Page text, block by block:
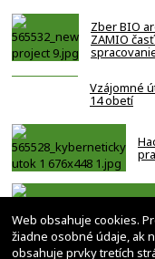
Zber BIO
ZAMIO
Vzájomné
14 obetí
Web obsahuje cookies.
žiadne osobné údaje, ak
obsahuje prvky tretích